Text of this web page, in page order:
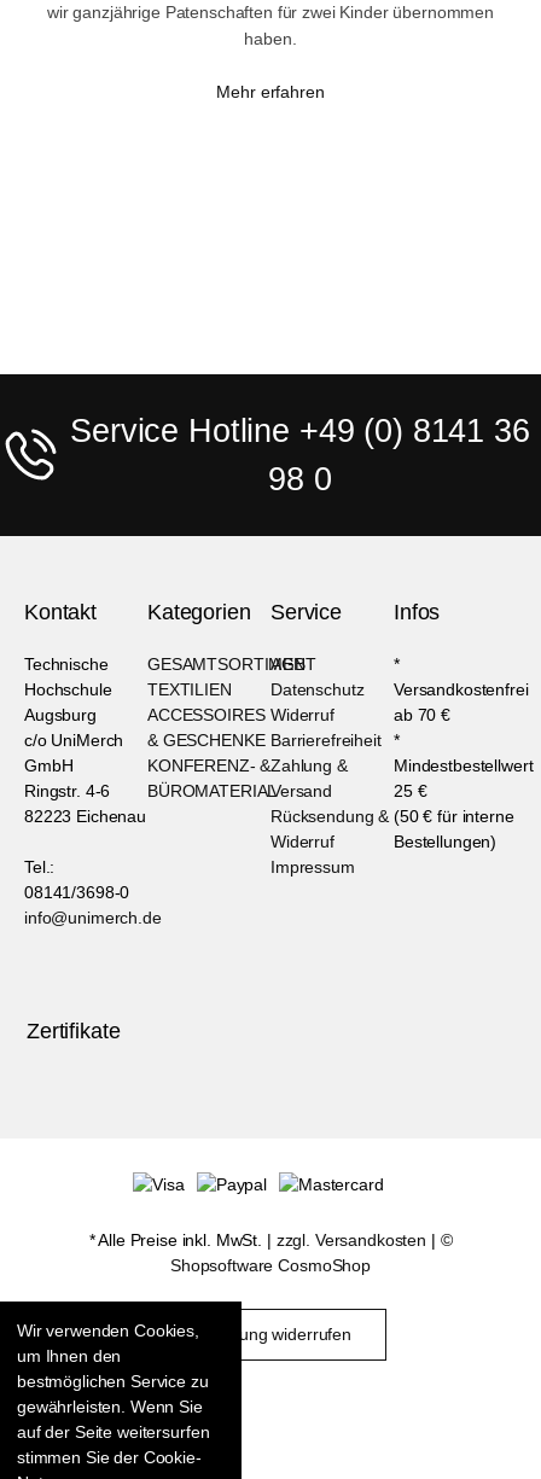
Wir verwenden Cookies,
um Ihnen den
bestmöglichen Service zu
gewährleisten. Wenn Sie
auf der Seite weitersurfen
stimmen Sie der Cookie-
wir ganzjährige Patenschaften für zwei Kinder übernommen
haben.
Mehr erfahren
Service Hotline +49 (0) 8141 36
98 0
Kontakt
Technische
Hochschule
Augsburg
c/o UniMerch
GmbH
Ringstr. 4-6
82223 Eichenau
Tel.:
08141/3698-0
info@unimerch.de
Kategorien
GESAMTSORTIMENT
TEXTILIEN
ACCESSOIRES
& GESCHENKE
KONFERENZ- &
BÜROMATERIAL
Service
AGB
Datenschutz
Widerruf
Barrierefreiheit
Zahlung &
Versand
Rücksendung &
Widerruf
Impressum
Infos
*
Versandkostenfrei
ab 70 €
*
Mindestbestellwert
25 €
(50 € für interne
Bestellungen)
Zertifikate
* Alle Preise inkl. MwSt. | zzgl. Versandkosten | ©
Shopsoftware CosmoShop
Bestellung widerrufen